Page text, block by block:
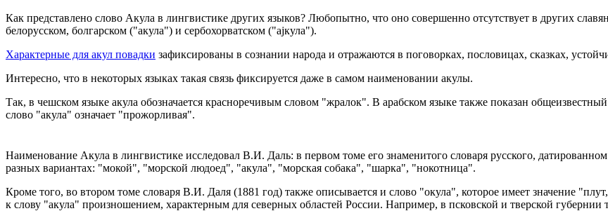
Как представлено слово Акула в лингвистике других языков? Любопытно, что оно совершенно отсутствует в других
белорусском, болгарском ("акула") и сербохорватском ("ajкула").
Характерные для акул повадки зафиксированы в сознании народа и отражаются в поговорках, пословицах, сказках,
Интересно, что в некоторых языках такая связь фиксируется даже в самом наименовании акулы.
Так, в чешском языке акула обозначается красноречивым словом "жралок". В арабском языке также показан
слово "акула" означает "прожорливая".
Наименование Акула в лингвистике исследовал В.И. Даль: в первом томе его знаменитого словаря русского,
разных вариантах: "мокой", "морской людоед", "акула", "морская собака", "шарка", "нокотница".
Кроме того, во втором томе словаря В.И. Даля (1881 год) также описывается и слово "окула", которое имеет значение
к слову "акула" произношением, характерным для северных областей России. Например, в псковской и тверской губернии